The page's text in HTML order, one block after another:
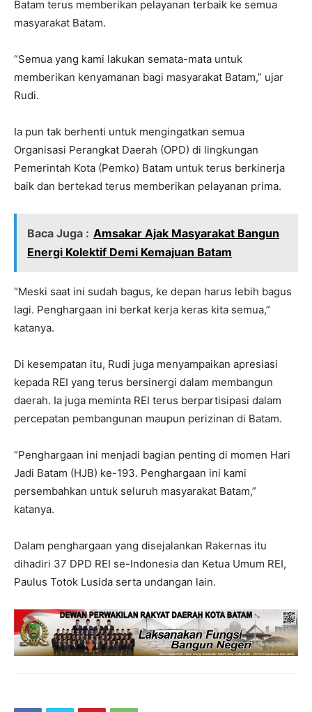
Batam terus memberikan pelayanan terbaik ke semua
masyarakat Batam.
“Semua yang kami lakukan semata-mata untuk
memberikan kenyamanan bagi masyarakat Batam,” ujar
Rudi.
Ia pun tak berhenti untuk mengingatkan semua
Organisasi Perangkat Daerah (OPD) di lingkungan
Pemerintah Kota (Pemko) Batam untuk terus berkinerja
baik dan bertekad terus memberikan pelayanan prima.
Baca Juga : Amsakar Ajak Masyarakat Bangun
Energi Kolektif Demi Kemajuan Batam
“Meski saat ini sudah bagus, ke depan harus lebih bagus
lagi. Penghargaan ini berkat kerja keras kita semua,”
katanya.
Di kesempatan itu, Rudi juga menyampaikan apresiasi
kepada REI yang terus bersinergi dalam membangun
daerah. Ia juga meminta REI terus berpartisipasi dalam
percepatan pembangunan maupun perizinan di Batam.
“Penghargaan ini menjadi bagian penting di momen Hari
Jadi Batam (HJB) ke-193. Penghargaan ini kami
persembahkan untuk seluruh masyarakat Batam,”
katanya.
Dalam penghargaan yang disejalankan Rakernas itu
dihadiri 37 DPD REI se-Indonesia dan Ketua Umum REI,
Paulus Totok Lusida serta undangan lain.